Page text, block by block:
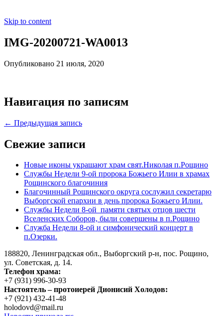
Skip to content
IMG-20200721-WA0013
Опубликовано 21 июля, 2020
Навигация по записям
← Предыдущая запись
Свежие записи
Новые иконы украшают храм свят.Николая п.Рощино
Службы Недели 9-ой пророка Божьего Илии в храмах
Рощинского благочиния
Благочинный Рощинского округа сослужил секретарю
Выборгской епархии в день пророка Божьего Илии.
Службы Недели 8-ой памяти святых отцов шести
Вселенских Соборов, были совершены в п.Рощино
Служба Недели 8-ой и симфонический концерт в
п.Озерки.
188820, Ленинградская обл., Выборгский р-н, пос. Рощино,
ул. Советская, д. 14.
Телефон храма:
+7 (931) 996-30-93
Настоятель – протоиерей Дионисий Холодов:
+7 (921) 432-41-48
holodovd@mail.ru